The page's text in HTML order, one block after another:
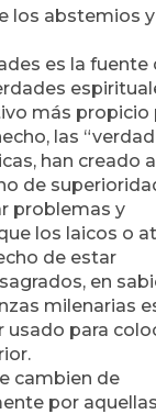
los abstemios y
es la fuente
más propicio
las
han creado a
de
problemas y
los laicos o
de estar
en
milenarias
para
cambien de
por